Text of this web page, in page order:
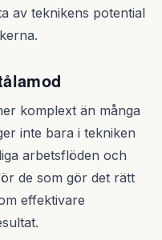
av teknikens potential
komplext än många
inte bara i tekniken
arbetsflöden och
de som gör det rätt
effektivare